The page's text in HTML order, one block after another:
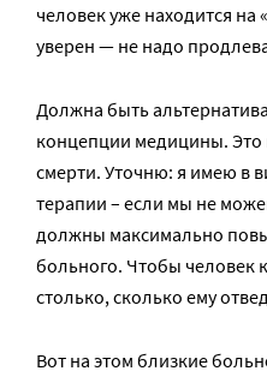
человек уже находится
уверен — не надо
Должна быть
концепции медицины. Это
смерти. Уточню: я имею в
терапии – если мы не
должны максимально
больного. Чтобы
столько, сколько ему
Вот на этом близкие